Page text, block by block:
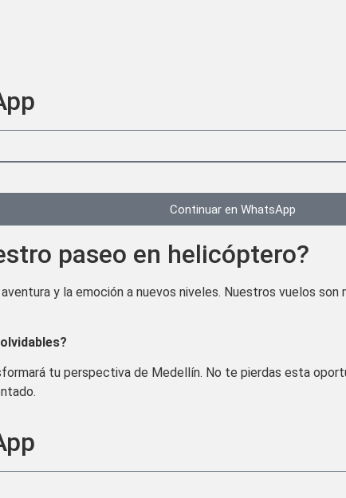
Continuar en WhatsApp
paseo en helicóptero?
aventura y la emoción a nuevos niveles. Nuestros vuelos
tu perspectiva de Medellín. No te pierdas esta